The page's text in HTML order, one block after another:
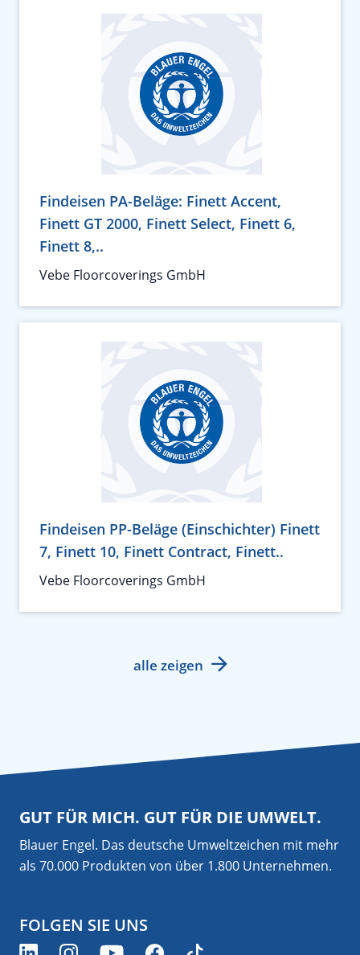
Findeisen PA-Beläge: Finett Accent,
Finett GT 2000, Finett Select, Finett 6,
Finett 8,..
Vebe Floorcoverings GmbH
Findeisen PP-Beläge (Einschichter) Finett
7, Finett 10, Finett Contract, Finett..
Vebe Floorcoverings GmbH
alle zeigen
GUT FÜR MICH. GUT FÜR DIE UMWELT.
Blauer Engel. Das deutsche Umweltzeichen mit mehr
als 70.000 Produkten von über 1.800 Unternehmen.
FOLGEN SIE UNS